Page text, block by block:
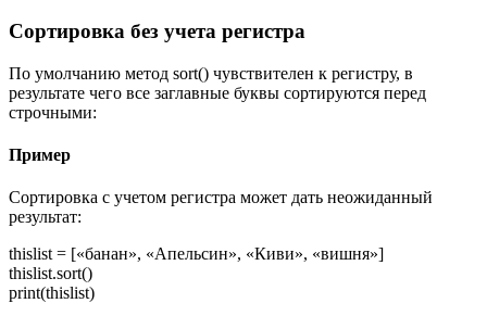
Сортировка без учета регистра
По умолчанию метод sort() чувствителен к регистру, в
результате чего все заглавные буквы сортируются перед
строчными:
Пример
Сортировка с учетом регистра может дать неожиданный
результат:
thislist = [«банан», «Апельсин», «Киви», «вишня»]
thislist.sort()
print(thislist)